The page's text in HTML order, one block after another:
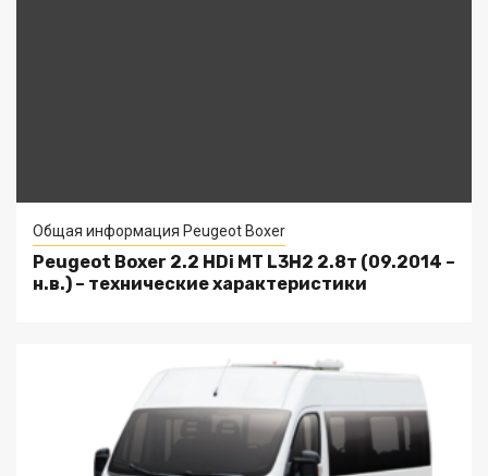
Общая информация Peugeot Boxer
Peugeot Boxer 2.2 HDi MT L3H2 2.8т (09.2014 –
н.в.) – технические характеристики